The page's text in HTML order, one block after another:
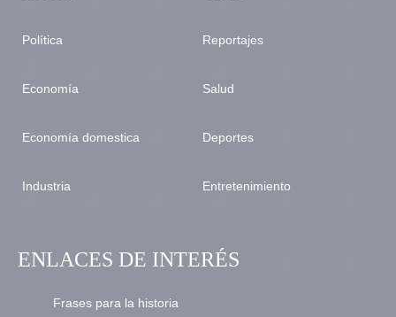
Política
Economía
Economía domestica
Industria
Reportajes
Salud
Deportes
Entretenimiento
ENLACES DE INTERÉS
Frases para la historia